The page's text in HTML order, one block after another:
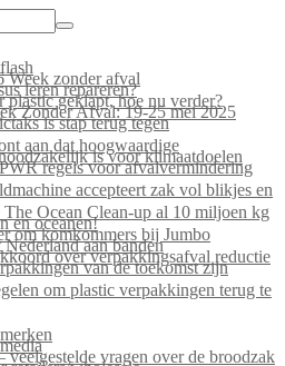
Week zonder afval
leren repareren?
geklapt, hoe nu verder?
Zonder Afval: 19-25 mei 2025
is stap terug tegen
aan dat hoogwaardige
is voor klimaatdoelen
regels voor afvalvermindering
accepteert zak vol blikjes en
Ocean Clean-up al 10 miljoen kg
en oceanen!
om komkommers bij Jumbo
aan banden
over verpakkingsafval reductie
van de toekomst zijn
om plastic verpakkingen terug te
veelgestelde vragen over de broodzak